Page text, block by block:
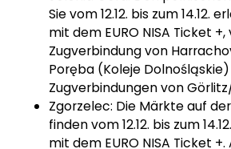
Sie vom 12.12. bis zum 14.12.
mit dem EURO NISA Ticket
Zugverbindung von
Poręba (Koleje
Zugverbindungen von
Zgorzelec: Die Märkte auf
finden vom 12.12. bis zum
mit dem EURO NISA Ticket